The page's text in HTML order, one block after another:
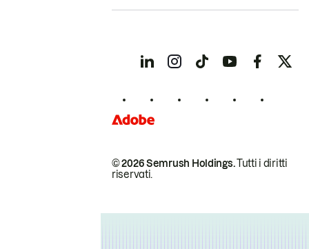
© 2026 Semrush Holdings.Tutti i diritti
riservati.